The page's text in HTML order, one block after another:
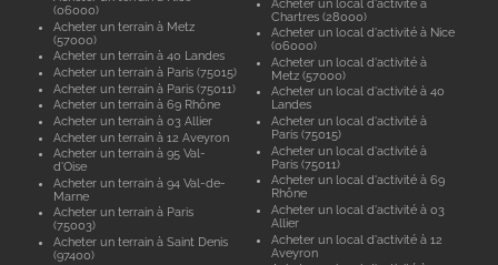
(06000)
Acheter un terrain à Metz
(57000)
Acheter un terrain à 40 Landes
Acheter un terrain à Paris (75015)
Acheter un terrain à Paris (75011)
Acheter un terrain à 69 Rhône
Acheter un terrain à 03 Allier
Acheter un terrain à 12 Aveyron
Acheter un terrain à 95 Val-
d'Oise
Acheter un terrain à 94 Val-de-
Marne
Acheter un terrain à Paris
(75003)
Acheter un terrain à Saint Denis
(97400)
Acheter un local d'activité à
Chartres (28000)
Acheter un local d'activité à Nice
(06000)
Acheter un local d'activité à
Metz (57000)
Acheter un local d'activité à 40
Landes
Acheter un local d'activité à
Paris (75015)
Acheter un local d'activité à
Paris (75011)
Acheter un local d'activité à 69
Rhône
Acheter un local d'activité à 03
Allier
Acheter un local d'activité à 12
Aveyron